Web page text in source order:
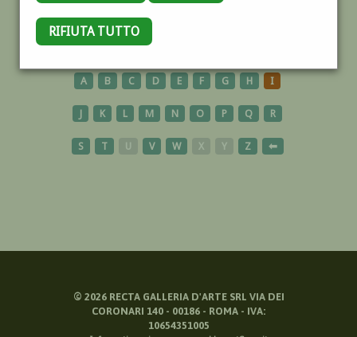
RIFIUTA TUTTO
ACCIAIO
A B C D E F G H I
J K L M N O P Q R
S T U V W X Y Z ⬅
© 2026RECTA GALLERIA D'ARTE SRL VIA DEI
CORONARI 140 - 00186 - ROMA - IVA:
10654351005